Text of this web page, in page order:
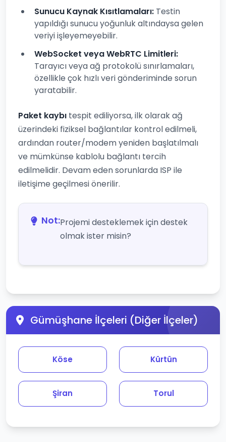
Sunucu Kaynak Kısıtlamaları: Testin
yapıldığı sunucu yoğunluk altındaysa gelen
veriyi işleyemeyebilir.
WebSocket veya WebRTC Limitleri:
Tarayıcı veya ağ protokolü sınırlamaları,
özellikle çok hızlı veri gönderiminde sorun
yaratabilir.
Paket kaybı tespit ediliyorsa, ilk olarak ağ
üzerindeki fiziksel bağlantılar kontrol edilmeli,
ardından router/modem yeniden başlatılmalı
ve mümkünse kablolu bağlantı tercih
edilmelidir. Devam eden sorunlarda ISP ile
iletişime geçilmesi önerilir.
Not:Projemi desteklemek için destek
olmak ister misin?
Gümüşhane İlçeleri (Diğer İlçeler)
Köse Kürtün
Şiran Torul